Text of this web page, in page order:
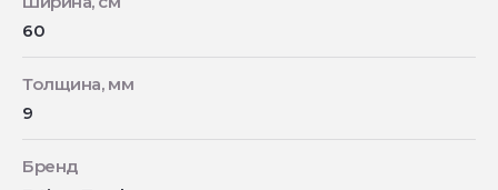
60
Толщина, мм
9
Бренд